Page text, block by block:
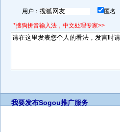
用户： 匿名
*搜狗拼音输入法，中文处理专家>>
我要发布Sogou推广服务